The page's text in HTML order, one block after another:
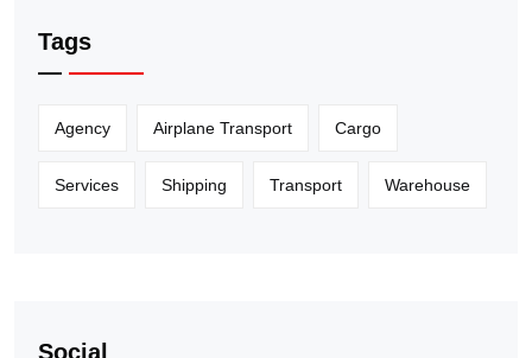
Tags
Agency Airplane Transport Cargo
Services Shipping Transport Warehouse
Social